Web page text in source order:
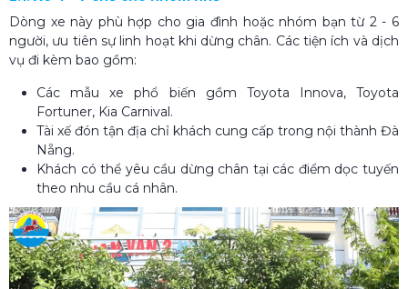
Dòng xe này phù hợp cho gia đình hoặc nhóm bạn từ 2 - 6
người, ưu tiên sự linh hoạt khi dừng chân. Các tiện ích và dịch
vụ đi kèm bao gồm:
Các mẫu xe phổ biến gồm Toyota Innova, Toyota
Fortuner, Kia Carnival.
Tài xế đón tận địa chỉ khách cung cấp trong nội thành Đà
Nẵng.
Khách có thể yêu cầu dừng chân tại các điểm dọc tuyến
theo nhu cầu cá nhân.